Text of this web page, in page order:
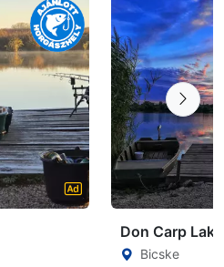
Don Carp Lake
Bicske